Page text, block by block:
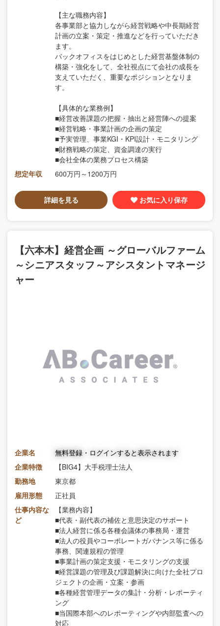
【主な職務内容】
各事業部と協力しながら経営戦略や中長期経営
計画の立案・策定・推進などを行っていただき
ます。
バックオフィスをはじめとした経営基盤体制の
構築・強化をして、全社視点にて会社の成長を
支えていただく、重要なポジションとなりま
す。
【具体的な業務例】
■経営改善課題の把握・抽出と経営陣への提案
■経営戦略・事業計画の企画の策定
■予実管理、事業KGI・KPI設計・モニタリング
■財務戦略の策定、資金調達の実行
■会社全体の業務プロセス構築
想定年収
600万円～1200万円
詳細を見る お気に入り保存
【六本木】経営企画 ～グローバルファーム
～シニアスタッフ～アシスタントマネージ
ャー
企業名
無料登録・ログインすると表示されます
企業特徴
【BIG4】大手税理士法人
勤務地
東京都
雇用形態
正社員
仕事内容な
ど
【業務内容】
■代表・副代表の補佐と意思決定のサポート
■法人経営に係る各種会議体の事務局・運営
■法人の役員やコーポレートガバナンス等に係る
事務、関連規程の管理
■事業計画の策定支援・モニタリングの支援
■経営課題の管理及び課題解決に向けた全社プロ
ジェクトの企画・立案・参画
■各種経営管理データの集計・分析・レポーティ
ング
■当国際本部へのレポーティングや内部監査への
対応